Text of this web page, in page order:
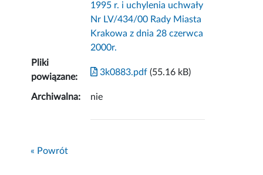
1995 r. i uchylenia uchwały
Nr LV/434/00 Rady Miasta
Krakowa z dnia 28 czerwca
2000r.
Pliki
powiązane:
3k0883.pdf (55.16 kB)
Archiwalna: nie
« Powrót